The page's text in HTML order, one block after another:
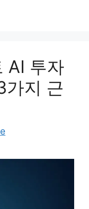
AI 투자
가지 근